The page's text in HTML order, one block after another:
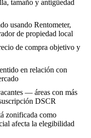
tamaño y antigüedad
usando Rentometer,
de propiedad local
de compra objetivo y
en relación con
— áreas con más
DSCR
zonificada como
afecta la elegibilidad